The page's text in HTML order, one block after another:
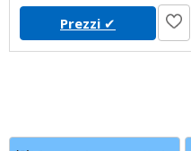
Prezzi ✔